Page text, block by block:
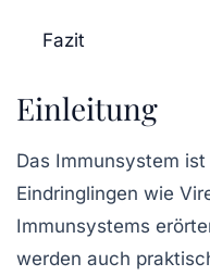
Fazit
Einleitung
Das Immunsystem ist
Eindringlingen wie
Immunsystems
werden auch